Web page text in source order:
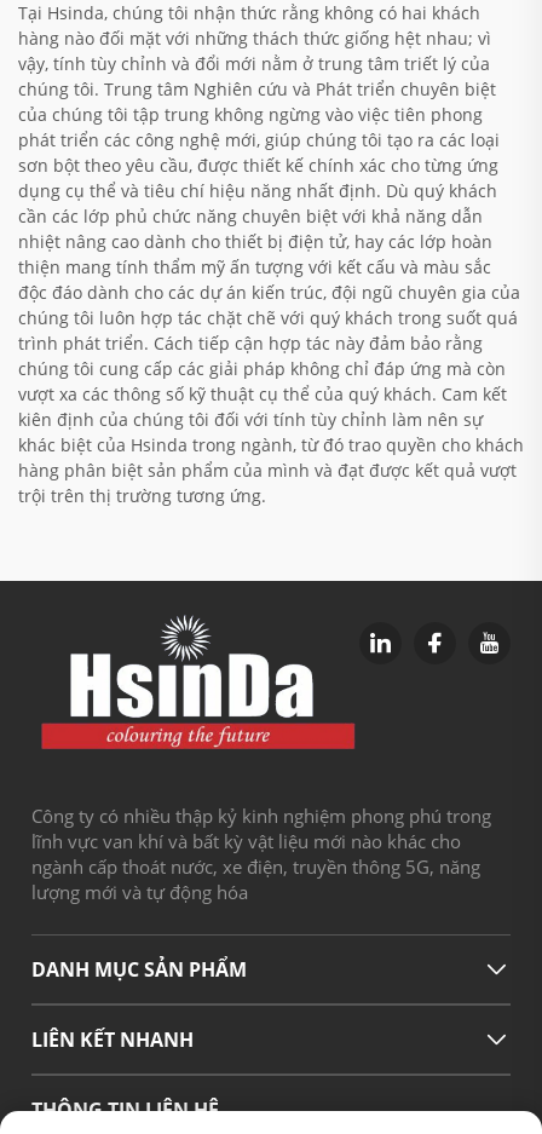
Tại Hsinda, chúng tôi nhận thức rằng không có hai khách
hàng nào đối mặt với những thách thức giống hệt nhau; vì
vậy, tính tùy chỉnh và đổi mới nằm ở trung tâm triết lý của
chúng tôi. Trung tâm Nghiên cứu và Phát triển chuyên biệt
của chúng tôi tập trung không ngừng vào việc tiên phong
phát triển các công nghệ mới, giúp chúng tôi tạo ra các loại
sơn bột theo yêu cầu, được thiết kế chính xác cho từng ứng
dụng cụ thể và tiêu chí hiệu năng nhất định. Dù quý khách
cần các lớp phủ chức năng chuyên biệt với khả năng dẫn
nhiệt nâng cao dành cho thiết bị điện tử, hay các lớp hoàn
thiện mang tính thẩm mỹ ấn tượng với kết cấu và màu sắc
độc đáo dành cho các dự án kiến trúc, đội ngũ chuyên gia của
chúng tôi luôn hợp tác chặt chẽ với quý khách trong suốt quá
trình phát triển. Cách tiếp cận hợp tác này đảm bảo rằng
chúng tôi cung cấp các giải pháp không chỉ đáp ứng mà còn
vượt xa các thông số kỹ thuật cụ thể của quý khách. Cam kết
kiên định của chúng tôi đối với tính tùy chỉnh làm nên sự
khác biệt của Hsinda trong ngành, từ đó trao quyền cho khách
hàng phân biệt sản phẩm của mình và đạt được kết quả vượt
trội trên thị trường tương ứng.
Công ty có nhiều thập kỷ kinh nghiệm phong phú trong
lĩnh vực van khí và bất kỳ vật liệu mới nào khác cho
ngành cấp thoát nước, xe điện, truyền thông 5G, năng
lượng mới và tự động hóa
DANH MỤC SẢN PHẨM
LIÊN KẾT NHANH
THÔNG TIN LIÊN HỆ